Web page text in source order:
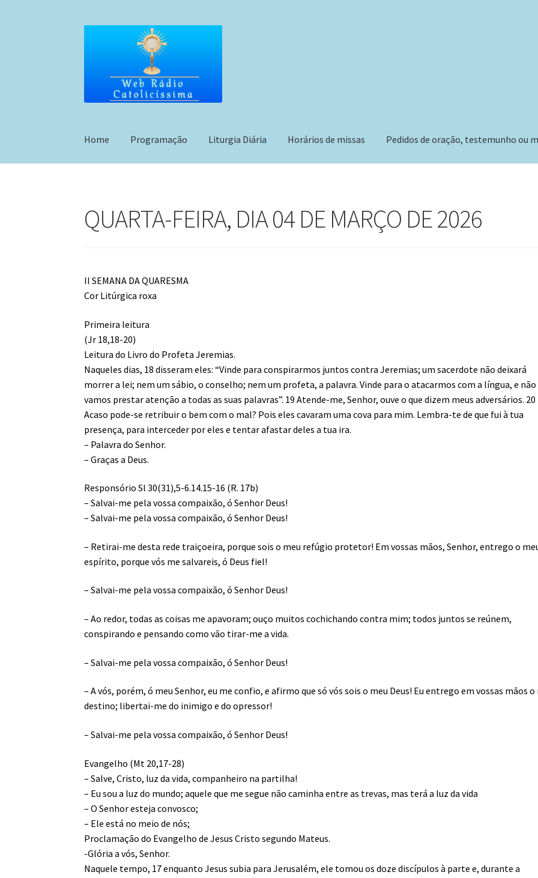
conteúdo
Home Programação Liturgia Diária Horários de missas Pedidos de oração, testemunho ou
QUARTA-FEIRA, DIA 04 DE MARÇO DE 2026
II SEMANA DA QUARESMA
Cor Litúrgica roxa
Primeira leitura
(Jr 18,18-20)
Leitura do Livro do Profeta Jeremias.
Naqueles dias, 18 disseram eles: “Vinde para conspirarmos juntos contra Jeremias; um sacerdote não deixará
morrer a lei; nem um sábio, o conselho; nem um profeta, a palavra. Vinde para o atacarmos com a língua, e não
vamos prestar atenção a todas as suas palavras”. 19 Atende-me, Senhor, ouve o que dizem meus adversários. 20
Acaso pode-se retribuir o bem com o mal? Pois eles cavaram uma cova para mim. Lembra-te de que fui à tua
presença, para interceder por eles e tentar afastar deles a tua ira.
– Palavra do Senhor.
– Graças a Deus.
Responsório Sl 30(31),5-6.14.15-16 (R. 17b)
– Salvai-me pela vossa compaixão, ó Senhor Deus!
– Salvai-me pela vossa compaixão, ó Senhor Deus!
– Retirai-me desta rede traiçoeira, porque sois o meu refúgio protetor! Em vossas mãos, Senhor, entrego o
espírito, porque vós me salvareis, ó Deus fiel!
– Salvai-me pela vossa compaixão, ó Senhor Deus!
– Ao redor, todas as coisas me apavoram; ouço muitos cochichando contra mim; todos juntos se reúnem,
conspirando e pensando como vão tirar-me a vida.
– Salvai-me pela vossa compaixão, ó Senhor Deus!
– A vós, porém, ó meu Senhor, eu me confio, e afirmo que só vós sois o meu Deus! Eu entrego em vossas mãos o
destino; libertai-me do inimigo e do opressor!
– Salvai-me pela vossa compaixão, ó Senhor Deus!
Evangelho (Mt 20,17-28)
– Salve, Cristo, luz da vida, companheiro na partilha!
– Eu sou a luz do mundo; aquele que me segue não caminha entre as trevas, mas terá a luz da vida
– O Senhor esteja convosco;
– Ele está no meio de nós;
Proclamação do Evangelho de Jesus Cristo segundo Mateus.
-Glória a vós, Senhor.
Naquele tempo, 17 enquanto Jesus subia para Jerusalém, ele tomou os doze discípulos à parte e, durante a